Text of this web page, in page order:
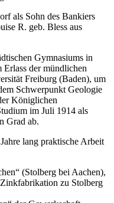
als Sohn des Bankiers
R. geb. Bless aus
Gymnasiums in
der mündlichen
Freiburg (Baden), um
Schwerpunkt Geologie
Königlichen
im Juli 1914 als
Grad ab.
lang praktische Arbeit
(Stolberg bei Aachen),
zu Stolberg